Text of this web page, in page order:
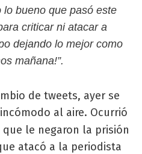
bueno que pasó este
criticar ni atacar a
dejando lo mejor como
mañana!”.
de tweets, ayer se
al aire. Ocurrió
le negaron la prisión
atacó a la periodista